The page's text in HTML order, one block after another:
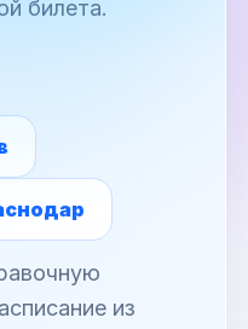
билета.
из